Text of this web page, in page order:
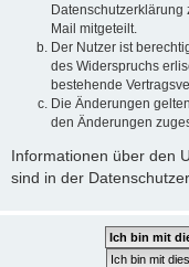
Mail mitgeteilt.
Der Nutzer ist
des Widerspruchs
bestehende
Die Änderungen
den Änderungen
Informationen über den
sind in der